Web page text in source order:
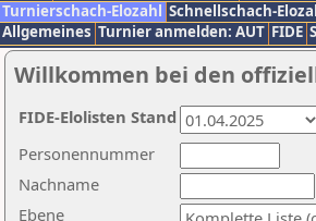
Turnierschach-Elozahl Schnellschach-
Allgemeines Turnier anmelden: AUT FIDE
Willkommen bei den
Nachname
Ebene
Personennummer
FIDE-Elolisten Stand